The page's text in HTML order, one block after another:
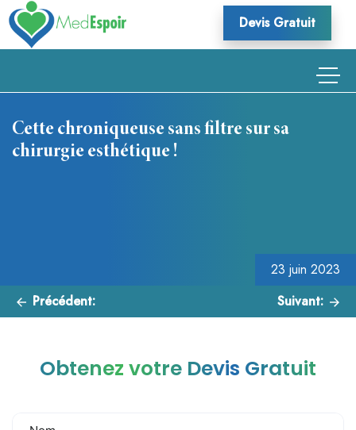
Skip
to
content
Devis Gratuit
Cette chroniqueuse sans filtre sur sa
chirurgie esthétique !
23 juin 2023
Précédent: Suivant:
Obtenez votre Devis Gratuit